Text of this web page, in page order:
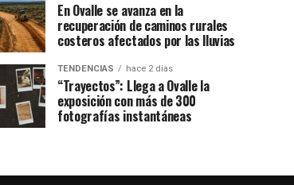
En Ovalle se avanza en la
recuperación de caminos rurales
costeros afectados por las lluvias
TENDENCIAS hace 2 días
“Trayectos”: Llega a Ovalle la
exposición con más de 300
fotografías instantáneas